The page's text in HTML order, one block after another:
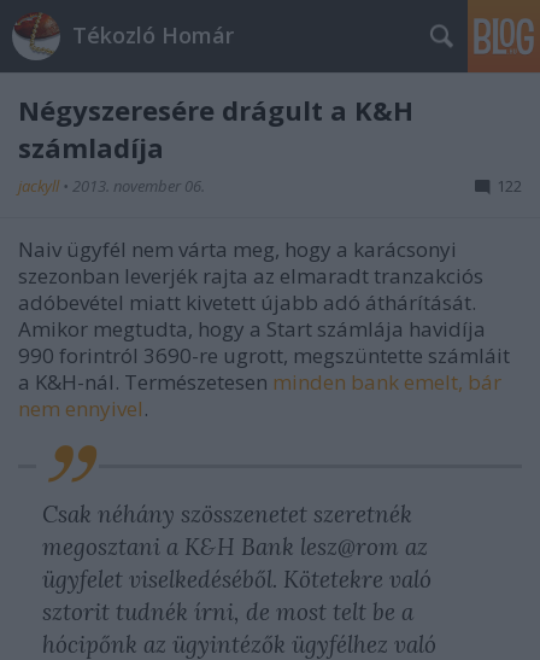
Tékozló Homár
Négyszeresére drágult a K&H
számladíja
jackyll • 2013. november 06. 122
Naiv ügyfél nem várta meg, hogy a karácsonyi
szezonban leverjék rajta az elmaradt tranzakciós
adóbevétel miatt kivetett újabb adó áthárítását.
Amikor megtudta, hogy a Start számlája havidíja
990 forintról 3690-re ugrott, megszüntette számláit
a K&H-nál. Természetesen minden bank emelt, bár
nem ennyivel.
Csak néhány szösszenetet szeretnék
megosztani a K&H Bank lesz@rom az
ügyfelet viselkedéséből. Kötetekre való
sztorit tudnék írni, de most telt be a
hócipőnk az ügyintézők ügyfélhez való